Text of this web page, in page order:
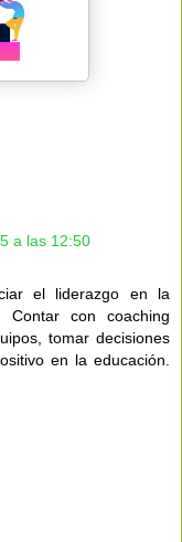
a las 12:50
el liderazgo en la
Contar con coaching
tomar decisiones
en la educación.